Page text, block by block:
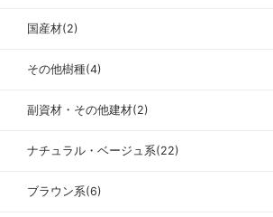
国産材(2)
その他樹種(4)
副資材・その他建材(2)
ナチュラル・ベージュ系(22)
ブラウン系(6)